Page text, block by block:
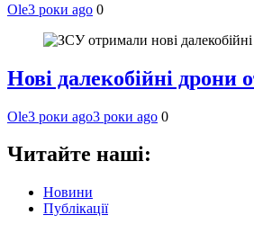
Ole3 роки ago 0
Нові далекобійні
Ole3 роки ago3 роки ago 0
Читайте наші:
Новини
Публікації